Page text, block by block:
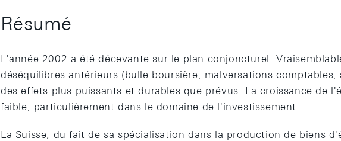
Résumé
L'année 2002 a été décevante sur le plan conjoncturel.
déséquilibres antérieurs (bulle boursière, malversations comptables,
des effets plus puissants et durables que prévus. La croissance de
faible, particulièrement dans le domaine de l'investissement.
La Suisse, du fait de sa spécialisation dans la production de biens